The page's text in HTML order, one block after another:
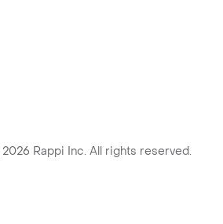
2026 Rappi Inc. All rights reserved.